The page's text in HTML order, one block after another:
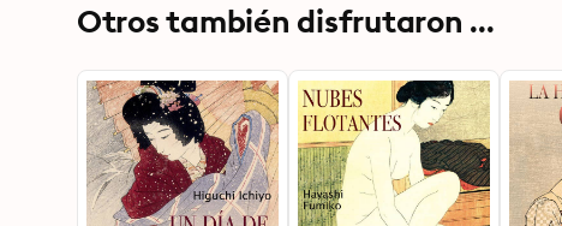
Otros también disfrutaron ...